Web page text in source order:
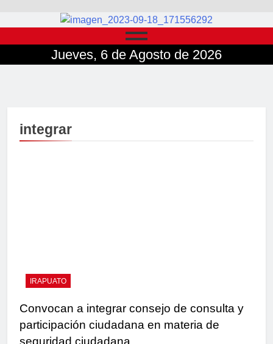
Jueves, 6 de Agosto de 2026
integrar
IRAPUATO
Convocan a integrar consejo de consulta y
participación ciudadana en materia de
seguridad ciudadana